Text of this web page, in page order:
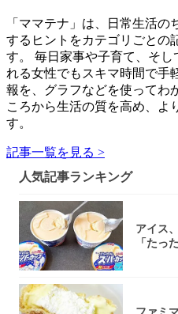
「ママテナ」は、日常生活
するヒントをカテゴリごとの
す。 毎日家事や子育て、そ
れる女性でもスキマ時間で手
報を、グラフなどを使って
ころから生活の質を高め、よ
す。
記事一覧を見る >
人気記事ランキング
アイス
「たっ